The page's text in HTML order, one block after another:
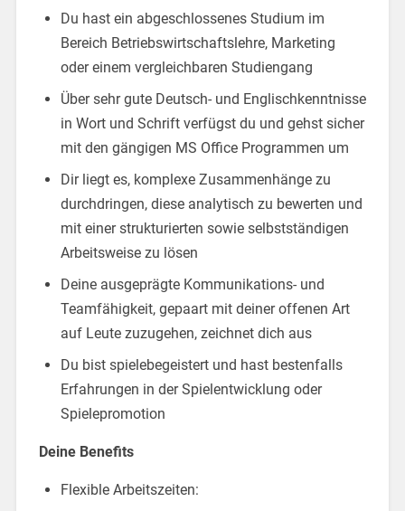
Du hast ein abgeschlossenes Studium im
Bereich Betriebswirtschaftslehre, Marketing
oder einem vergleichbaren Studiengang
Über sehr gute Deutsch- und Englischkenntnisse
in Wort und Schrift verfügst du und gehst sicher
mit den gängigen MS Office Programmen um
Dir liegt es, komplexe Zusammenhänge zu
durchdringen, diese analytisch zu bewerten und
mit einer strukturierten sowie selbstständigen
Arbeitsweise zu lösen
Deine ausgeprägte Kommunikations- und
Teamfähigkeit, gepaart mit deiner offenen Art
auf Leute zuzugehen, zeichnet dich aus
Du bist spielebegeistert und hast bestenfalls
Erfahrungen in der Spielentwicklung oder
Spielepromotion
Deine Benefits
Flexible Arbeitszeiten: